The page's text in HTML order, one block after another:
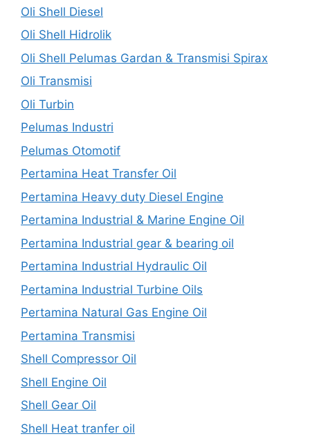
Oli Shell Diesel
Oli Shell Hidrolik
Oli Shell Pelumas Gardan & Transmisi Spirax
Oli Transmisi
Oli Turbin
Pelumas Industri
Pelumas Otomotif
Pertamina Heat Transfer Oil
Pertamina Heavy duty Diesel Engine
Pertamina Industrial & Marine Engine Oil
Pertamina Industrial gear & bearing oil
Pertamina Industrial Hydraulic Oil
Pertamina Industrial Turbine Oils
Pertamina Natural Gas Engine Oil
Pertamina Transmisi
Shell Compressor Oil
Shell Engine Oil
Shell Gear Oil
Shell Heat tranfer oil